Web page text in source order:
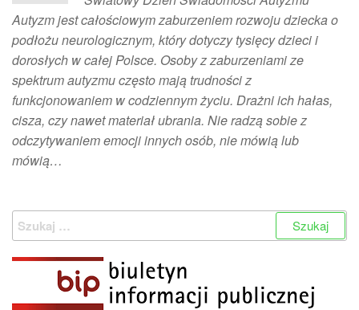
Autyzm jest całościowym zaburzeniem rozwoju dziecka o
podłożu neurologicznym, który dotyczy tysięcy dzieci i
dorosłych w całej Polsce. Osoby z zaburzeniami ze
spektrum autyzmu często mają trudności z
funkcjonowaniem w codziennym życiu. Drażni ich hałas,
cisza, czy nawet materiał ubrania. Nie radzą sobie z
odczytywaniem emocji innych osób, nie mówią lub
mówią…
Szukaj: